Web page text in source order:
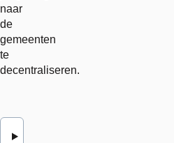
naar
de
gemeenten
te
decentraliseren.